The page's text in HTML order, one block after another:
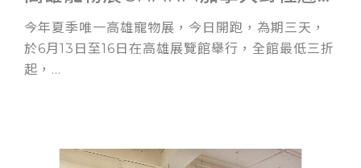
今年夏季唯一高雄寵物展，今日開跑，為期三天，
於6月13日至16日在高雄展覽館舉行，全館最低三折
起，...